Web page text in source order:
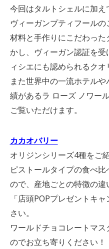
今回はタルトシェルに加
ヴィーガンプティフールの
材料と手作りにこだわっ
かし、ヴィーガン認証を
ィシエにも認められるクオ
また世界中の一流ホテル
績があるラ ローズ ノワー
ご覧いただけます。
カカオバリー
オリジンシリーズ4種をご
ピストールタイプの食べ
ので、産地ごとの特徴の
「店頭POPプレゼントキ
さい。
ワールドチョコレートマ
のでお立ち寄りください！